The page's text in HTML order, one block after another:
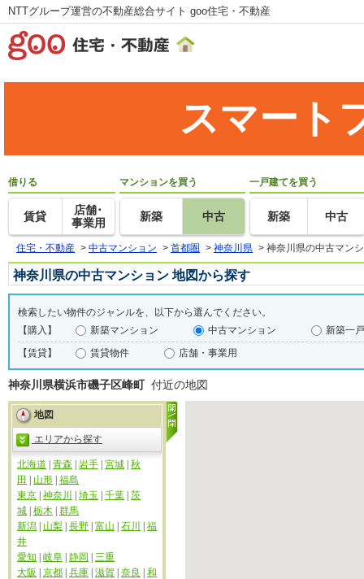
NTTグループ運営の不動産総合サイト goo住宅・不動産
スマート
借りる
賃貸
店舗･
事業用
マンションを買う
新築 中古
一戸建てを買う
新築 中古
住宅・不動産 > 中古マンション > 首都圏 > 神奈川県 > 神奈川県の中古マン
神奈川県の中古マンション 地図から探す
検索したい物件のジャンルを、以下から選んでください。
【購入】
新築マンション 中古マンション
新築一
【賃貸】
賃貸物件 店舗・事業用
神奈川県横浜市磯子区峰町付近の地図
地図
エリアから探す
北海道 青森 岩手 宮城 秋
田
山形 福島
東京 神奈川 埼玉 千葉 茨
城 栃木 群馬
新潟
山梨 長野 富山 石川
福
井
愛知
岐阜 静岡
三重
大阪
京都 兵庫 滋賀 奈良
和